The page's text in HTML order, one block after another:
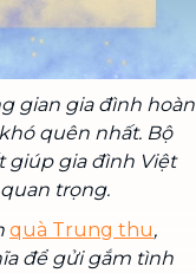
gian gia đình hoàn
quên nhất. Bộ
giúp gia đình Việt
trọng.
quà Trung thu,
để gửi gắm tình